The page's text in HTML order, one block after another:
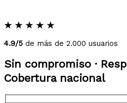
★ ★ ★ ★ ★
4.9/5 de más de 2.000 usuarios
Sin compromiso ·
Cobertura nacional